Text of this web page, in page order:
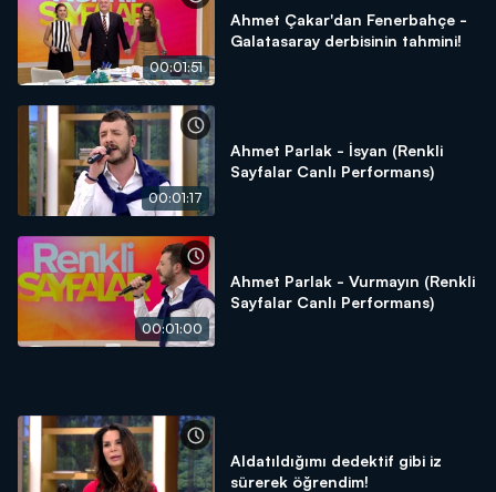
00:01:51
Ahmet Çakar'dan Fenerbahçe -
Galatasaray derbisinin tahmini!
00:01:17
Ahmet Parlak - İsyan (Renkli
Sayfalar Canlı Performans)
00:01:00
Ahmet Parlak - Vurmayın (Renkli
Sayfalar Canlı Performans)
Aldatıldığımı dedektif gibi iz
sürerek öğrendim!